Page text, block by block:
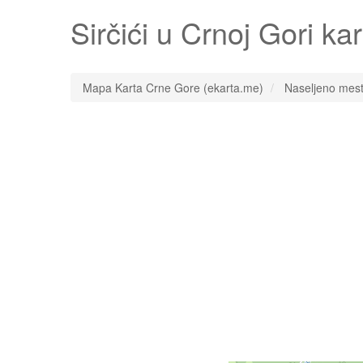
Sirčići u Crnoj Gori
Mapa Karta Crne Gore (ekarta.me) Naseljeno